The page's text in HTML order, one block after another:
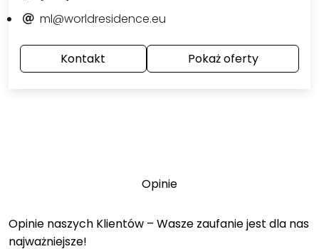
ml@worldresidence.eu
Kontakt Pokaż oferty
Opinie
Opinie naszych Klientów – Wasze zaufanie jest dla nas
najważniejsze!